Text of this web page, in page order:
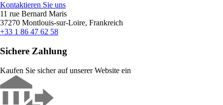
Kontaktieren Sie uns
11 rue Bernard Maris
37270 Montlouis-sur-Loire, Frankreich
+33 1 86 47 62 58
Sichere Zahlung
Kaufen Sie sicher auf unserer Website ein